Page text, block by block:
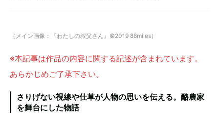
（メイン画像：『わたしの叔父さん』©2019 88miles）
※本記事は作品の内容に関する記述が含まれています。
あらかじめご了承下さい。
さりげない視線や仕草が人物の思いを伝える。酪農家
を舞台にした物語